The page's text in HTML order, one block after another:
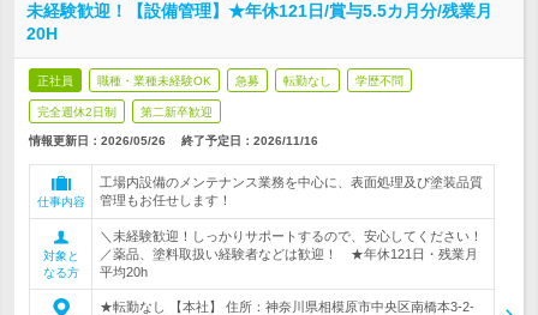
未経験歓迎！【設備管理】★年休121日/賞与5.5カ月分/残業月
20H
正社員 職種・業種未経験OK 急募 転勤なし 学歴不問
完全週休2日制 第二新卒歓迎
情報更新日：2026/05/26 終了予定日： 2026/11/16
仕事内容
工場内設備のメンテナンス業務を中心に、表面処理及び塗装品質
管理もお任せします！
対象と
なる方
＼未経験歓迎！しっかりサポートするので、安心してください！
／薬品、塗料取扱い経験者などは歓迎！ ★年休121日・残業月
平均20h
★転勤なし 【本社】 住所：神奈川県相模原市中央区南橋本3-2-